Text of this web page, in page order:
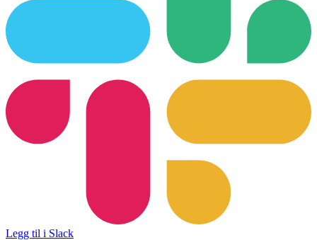
Legg til i Slack